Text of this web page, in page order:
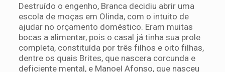
Destruído o engenho, Branca decidiu abrir uma
escola de moças em Olinda, com o intuito de
ajudar no orçamento doméstico. Eram muitas
bocas a alimentar, pois o casal já tinha sua prole
completa, constituída por três filhos e oito filhas,
dentre os quais Brites, que nascera corcunda e
deficiente mental, e Manoel Afonso, que nasceu